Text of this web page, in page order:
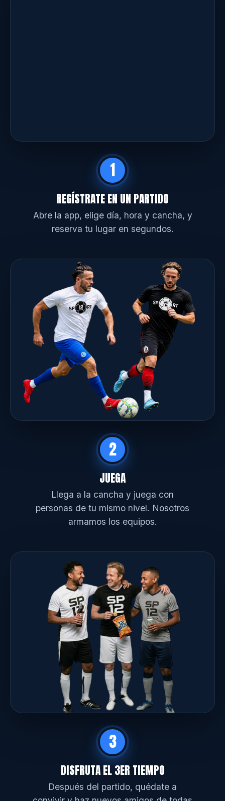
1
REGÍSTRATE EN UN PARTIDO
Abre la app, elige día, hora y cancha, y
reserva tu lugar en segundos.
2
JUEGA
Llega a la cancha y juega con
personas de tu mismo nivel. Nosotros
armamos los equipos.
3
DISFRUTA EL 3ER TIEMPO
Después del partido, quédate a